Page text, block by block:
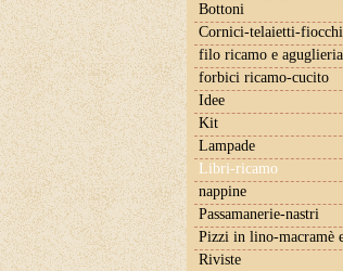
Bottoni
Cornici-telaietti-fiocchi
filo ricamo e aguglieria
forbici ricamo-cucito
Idee
Kit
Lampade
Libri-ricamo
nappine
Passamanerie-nastri
Pizzi in lino-macramè
Riviste